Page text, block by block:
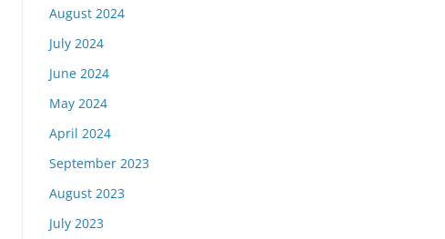
August 2024
July 2024
June 2024
May 2024
April 2024
September 2023
August 2023
July 2023